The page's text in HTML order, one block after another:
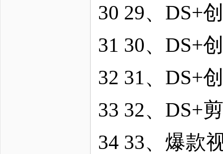
30 29、DS+
31 30、DS+
32 31、DS+
33 32、DS+
34 33、爆款